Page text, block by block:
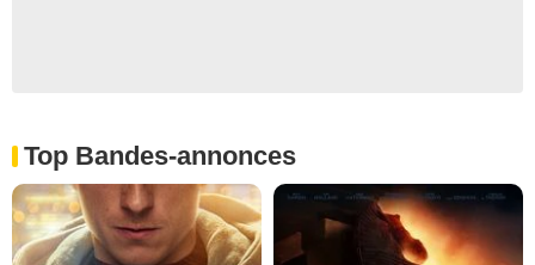
Top Bandes-annonces